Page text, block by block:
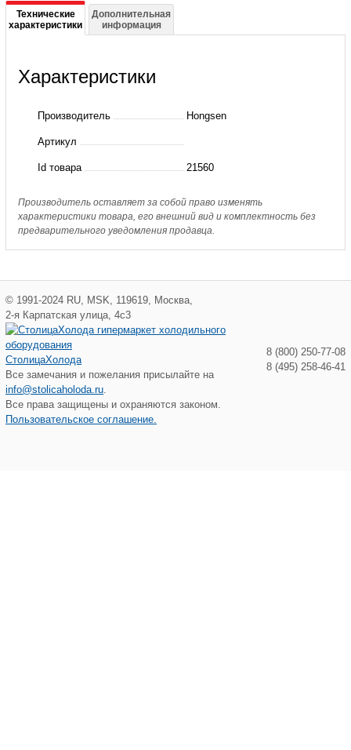
Подробная
информация
Реле
Hongsen
Технические
характеристики
Дополнительная
информация
Характеристики
Производитель Hongsen
Артикул
Id товара 21560
Производитель оставляет за собой право изменять
характеристики товара, его внешний вид и комплектность без
предварительного уведомления продавца.
© 1991-2024 RU MSK 119619 Москва
2-я Карпатская улица, 4с3
СтолицаХолода
Все замечания и пожелания присылайте на
info@stolicaholoda.ru
Все права защищены и охраняются законом.
Пользовательское соглашение.
8 (800) 250-77-08
8 (495) 258-46-41